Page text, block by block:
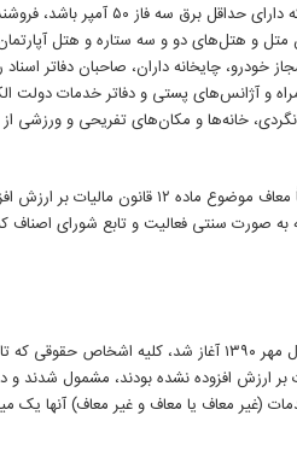
صاحبان کارگاه‌های صنعتی اعم از صنفی و
متل و هتل‌های دو و سه ستاره و هتل
خودرو، چایخانه داران، صاحبان دفاتر اسناد
خانه‌ها و مکان‌های تفریحی و ورزشی
لازم به ذکر است؛ افرادی که شاغل به فعالیت‌های
مستقیم که به صورت سنتی فعالیت و تابع
در مرحله پنجم ثبت‌نام مالیات بر ارزش افزوده که از اول مهر
بر ارزش افزوده نشده‌ بودند، مشمول شدند
و ارائه خدمات (غیر معاف یا معاف و غیر معاف)